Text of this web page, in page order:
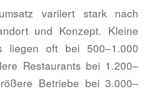
variiert stark nach
und Konzept. Kleine
liegen oft bei 500–1.000
Restaurants bei 1.200–
Betriebe bei 3.000–